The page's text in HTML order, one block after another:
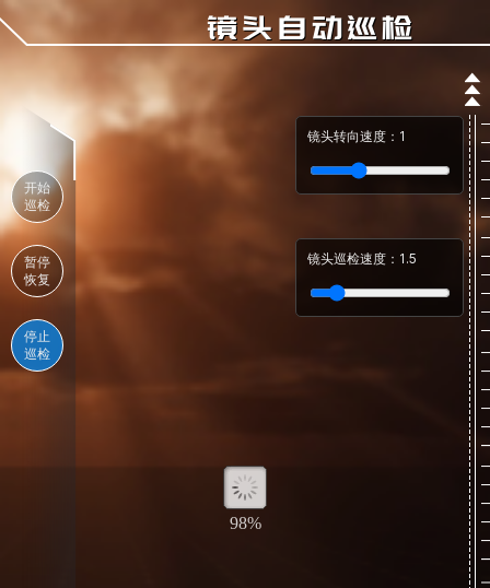
镜头自动巡检
开始
巡检
暂停
恢复
停止
巡检
镜头转向速度： 1
镜头巡检速度： 1.5